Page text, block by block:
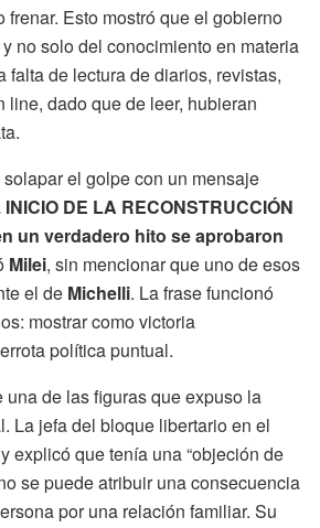
frenar. Esto mostró que el gobierno
no solo del conocimiento en materia
falta de lectura de diarios, revistas,
line, dado que de leer, hubieran
el golpe con un mensaje
INICIO DE LA RECONSTRUCCIÓN
un verdadero hito se aprobaron
Milei, sin mencionar que uno de esos
el de Michelli. La frase funcionó
mostrar como victoria
política puntual.
una de las figuras que expuso la
La jefa del bloque libertario en el
explicó que tenía una “objeción de
se puede atribuir una consecuencia
por una relación familiar. Su